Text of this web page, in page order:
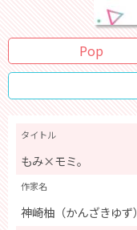
Pop
タイトル
もみ×モミ。
作家名
神崎柚（かんざきゆず）